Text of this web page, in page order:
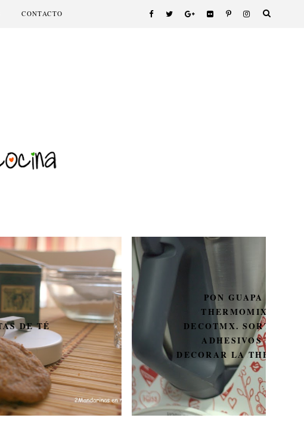
CONTACTO
PON GUAPA A TU
THERMOMIX CON
DECOTMX. SORTEO DE 3
ADHESIVOS PARA
DECORAR LA THERMOMIX.